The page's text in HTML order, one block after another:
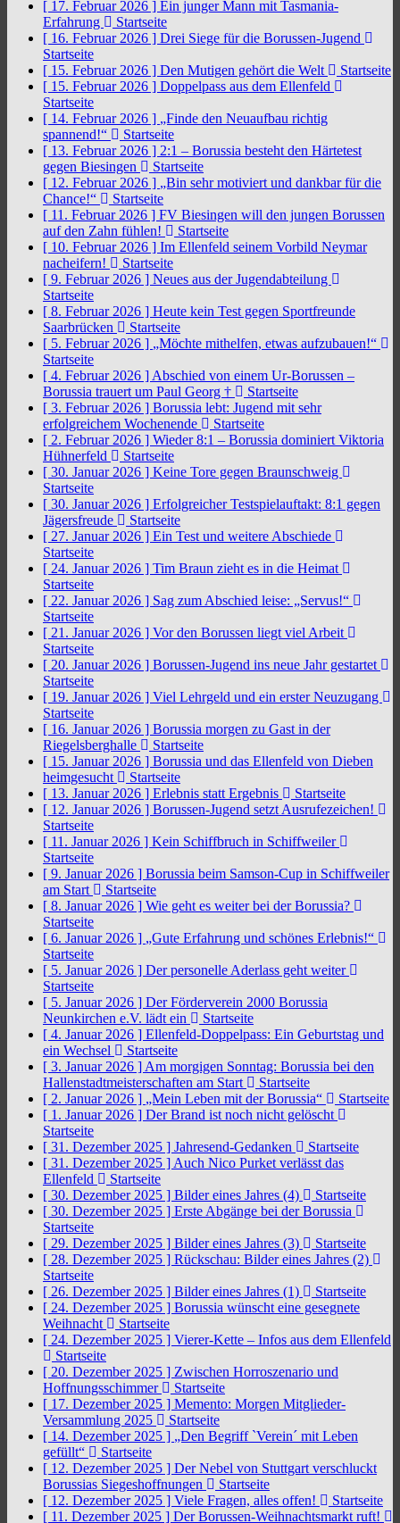
[ 17. Februar 2026 ] Ein junger Mann mit Tasmania-
Erfahrung
Startseite
[ 16. Februar 2026 ] Drei Siege für die Borussen-Jugend
Startseite
[ 15. Februar 2026 ] Den Mutigen gehört die Welt
Startseite
[ 15. Februar 2026 ] Doppelpass aus dem Ellenfeld
Startseite
[ 14. Februar 2026 ] „Finde den Neuaufbau richtig
spannend!“
Startseite
[ 13. Februar 2026 ] 2:1 – Borussia besteht den Härtetest
gegen Biesingen
Startseite
[ 12. Februar 2026 ] „Bin sehr motiviert und dankbar für die
Chance!“
Startseite
[ 11. Februar 2026 ] FV Biesingen will den jungen Borussen
auf den Zahn fühlen!
Startseite
[ 10. Februar 2026 ] Im Ellenfeld seinem Vorbild Neymar
nacheifern!
Startseite
[ 9. Februar 2026 ] Neues aus der Jugendabteilung
Startseite
[ 8. Februar 2026 ] Heute kein Test gegen Sportfreunde
Saarbrücken
Startseite
[ 5. Februar 2026 ] „Möchte mithelfen, etwas aufzubauen!“
Startseite
[ 4. Februar 2026 ] Abschied von einem Ur-Borussen –
Borussia trauert um Paul Georg †
Startseite
[ 3. Februar 2026 ] Borussia lebt: Jugend mit sehr
erfolgreichem Wochenende
Startseite
[ 2. Februar 2026 ] Wieder 8:1 – Borussia dominiert Viktoria
Hühnerfeld
Startseite
[ 30. Januar 2026 ] Keine Tore gegen Braunschweig
Startseite
[ 30. Januar 2026 ] Erfolgreicher Testspielauftakt: 8:1 gegen
Jägersfreude
Startseite
[ 27. Januar 2026 ] Ein Test und weitere Abschiede
Startseite
[ 24. Januar 2026 ] Tim Braun zieht es in die Heimat
Startseite
[ 22. Januar 2026 ] Sag zum Abschied leise: „Servus!“
Startseite
[ 21. Januar 2026 ] Vor den Borussen liegt viel Arbeit
Startseite
[ 20. Januar 2026 ] Borussen-Jugend ins neue Jahr gestartet
Startseite
[ 19. Januar 2026 ] Viel Lehrgeld und ein erster Neuzugang
Startseite
[ 16. Januar 2026 ] Borussia morgen zu Gast in der
Riegelsberghalle
Startseite
[ 15. Januar 2026 ] Borussia und das Ellenfeld von Dieben
heimgesucht
Startseite
[ 13. Januar 2026 ] Erlebnis statt Ergebnis
Startseite
[ 12. Januar 2026 ] Borussen-Jugend setzt Ausrufezeichen!
Startseite
[ 11. Januar 2026 ] Kein Schiffbruch in Schiffweiler
Startseite
[ 9. Januar 2026 ] Borussia beim Samson-Cup in Schiffweiler
am Start
Startseite
[ 8. Januar 2026 ] Wie geht es weiter bei der Borussia?
Startseite
[ 6. Januar 2026 ] „Gute Erfahrung und schönes Erlebnis!“
Startseite
[ 5. Januar 2026 ] Der personelle Aderlass geht weiter
Startseite
[ 5. Januar 2026 ] Der Förderverein 2000 Borussia
Neunkirchen e.V. lädt ein
Startseite
[ 4. Januar 2026 ] Ellenfeld-Doppelpass: Ein Geburtstag und
ein Wechsel
Startseite
[ 3. Januar 2026 ] Am morgigen Sonntag: Borussia bei den
Hallenstadtmeisterschaften am Start
Startseite
[ 2. Januar 2026 ] „Mein Leben mit der Borussia“
Startseite
[ 1. Januar 2026 ] Der Brand ist noch nicht gelöscht
Startseite
[ 31. Dezember 2025 ] Jahresend-Gedanken
Startseite
[ 31. Dezember 2025 ] Auch Nico Purket verlässt das
Ellenfeld
Startseite
[ 30. Dezember 2025 ] Bilder eines Jahres (4)
Startseite
[ 30. Dezember 2025 ] Erste Abgänge bei der Borussia
Startseite
[ 29. Dezember 2025 ] Bilder eines Jahres (3)
Startseite
[ 28. Dezember 2025 ] Rückschau: Bilder eines Jahres (2)
Startseite
[ 26. Dezember 2025 ] Bilder eines Jahres (1)
Startseite
[ 24. Dezember 2025 ] Borussia wünscht eine gesegnete
Weihnacht
Startseite
[ 24. Dezember 2025 ] Vierer-Kette – Infos aus dem Ellenfeld
Startseite
[ 20. Dezember 2025 ] Zwischen Horroszenario und
Hoffnungsschimmer
Startseite
[ 17. Dezember 2025 ] Memento: Morgen Mitglieder-
Versammlung 2025
Startseite
[ 14. Dezember 2025 ] „Den Begriff `Verein´ mit Leben
gefüllt“
Startseite
[ 12. Dezember 2025 ] Der Nebel von Stuttgart verschluckt
Borussias Siegeshoffnungen
Startseite
[ 12. Dezember 2025 ] Viele Fragen, alles offen!
Startseite
[ 11. Dezember 2025 ] Der Borussen-Weihnachtsmarkt ruft!